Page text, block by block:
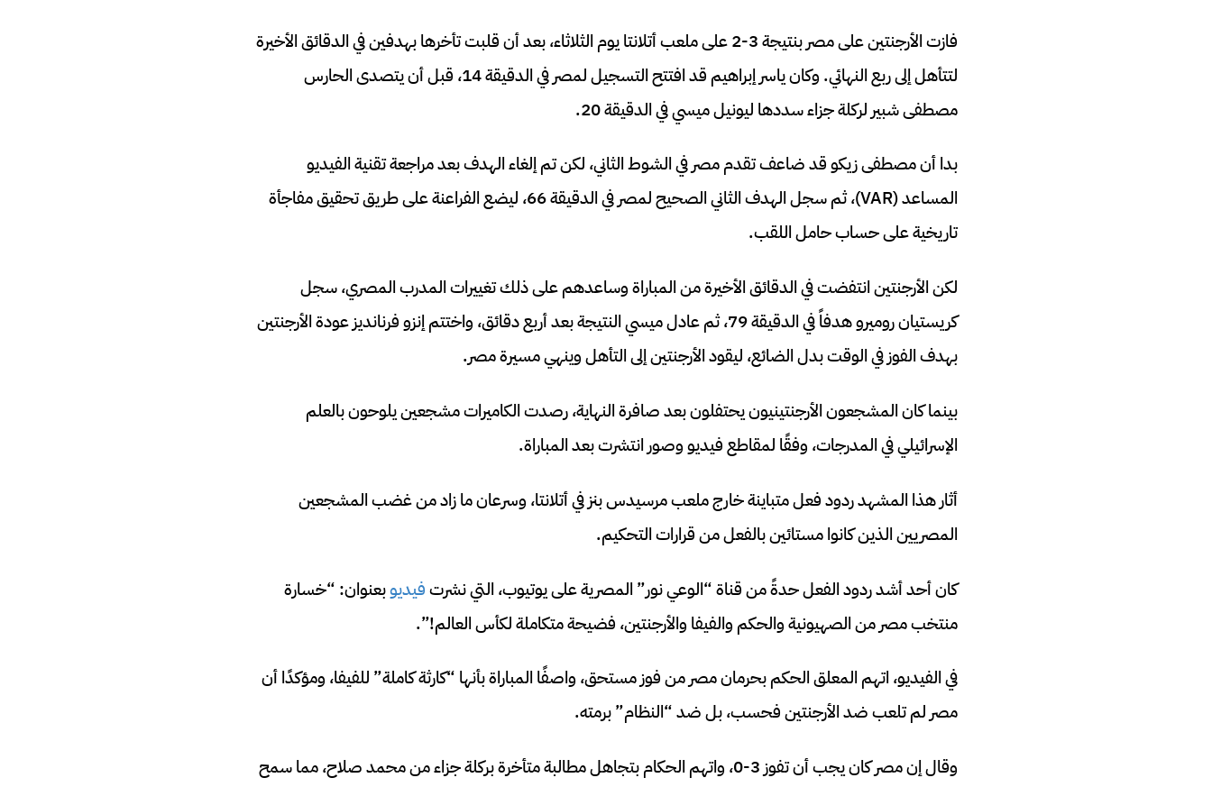
فازت الأرجنتين على مصر بنتيجة 3-2 على ملعب أتلانتا يوم الثلاثاء، بعد أن قلبت تأخرها بهدفين في الدقائق الأخيرة
لتتأهل إلى ربع النهائي. وكان ياسر إبراهيم قد افتتح التسجيل لمصر في الدقيقة 14، قبل أن يتصدى الحارس
مصطفى شبير لركلة جزاء سددها ليونيل ميسي في الدقيقة 20.
بدا أن مصطفى زيكو قد ضاعف تقدم مصر في الشوط الثاني، لكن تم إلغاء الهدف بعد مراجعة تقنية الفيديو
المساعد (VAR)، ثم سجل الهدف الثاني الصحيح لمصر في الدقيقة 66، ليضع الفراعنة على طريق تحقيق مفاجأة
تاريخية على حساب حامل اللقب.
لكن الأرجنتين انتفضت في الدقائق الأخيرة من المباراة وساعدهم على ذلك تغييرات المدرب المصري، سجل
كريستيان روميرو هدفاً في الدقيقة 79، ثم عادل ميسي النتيجة بعد أربع دقائق، واختتم إنزو فرنانديز عودة الأرجنتين
بهدف الفوز في الوقت بدل الضائع، ليقود الأرجنتين إلى التأهل وينهي مسيرة مصر.
بينما كان المشجعون الأرجنتينيون يحتفلون بعد صافرة النهاية، رصدت الكاميرات مشجعين يلوحون بالعلم
الإسرائيلي في المدرجات، وفقًا لمقاطع فيديو وصور انتشرت بعد المباراة.
أثار هذا المشهد ردود فعل متباينة خارج ملعب مرسيدس بنز في أتلانتا، وسرعان ما زاد من غضب المشجعين
المصريين الذين كانوا مستائين بالفعل من قرارات التحكيم.
كان أحد أشد ردود الفعل حدةً من قناة “الوعي نور” المصرية على يوتيوب، التي نشرتفيديوبعنوان: “خسارة
منتخب مصر من الصهيونية والحكم والفيفا والأرجنتين، فضيحة متكاملة لكأس العالم!”.
في الفيديو، اتهم المعلق الحكم بحرمان مصر من فوز مستحق، واصفًا المباراة بأنها “كارثة كاملة” للفيفا، ومؤكدًا أن
مصر لم تلعب ضد الأرجنتين فحسب، بل ضد “النظام” برمته.
وقال إن مصر كان يجب أن تفوز 3-0، واتهم الحكام بتجاهل مطالبة متأخرة بركلة جزاء من محمد صلاح، مما سمح